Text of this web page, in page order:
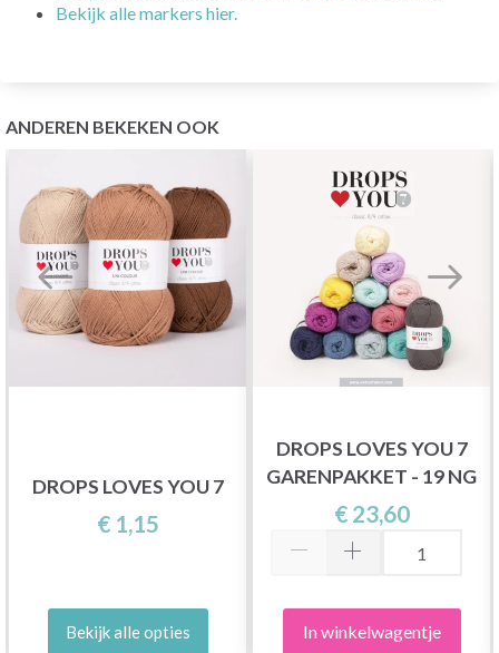
Bekijk alle markers hier.
ANDEREN BEKEKEN OOK
DROPS LOVES YOU 7
€ 1,15
Bekijk alle opties
DROPS LOVES YOU 7
GARENPAKKET - 19 NG
€ 23,60
In winkelwagentje